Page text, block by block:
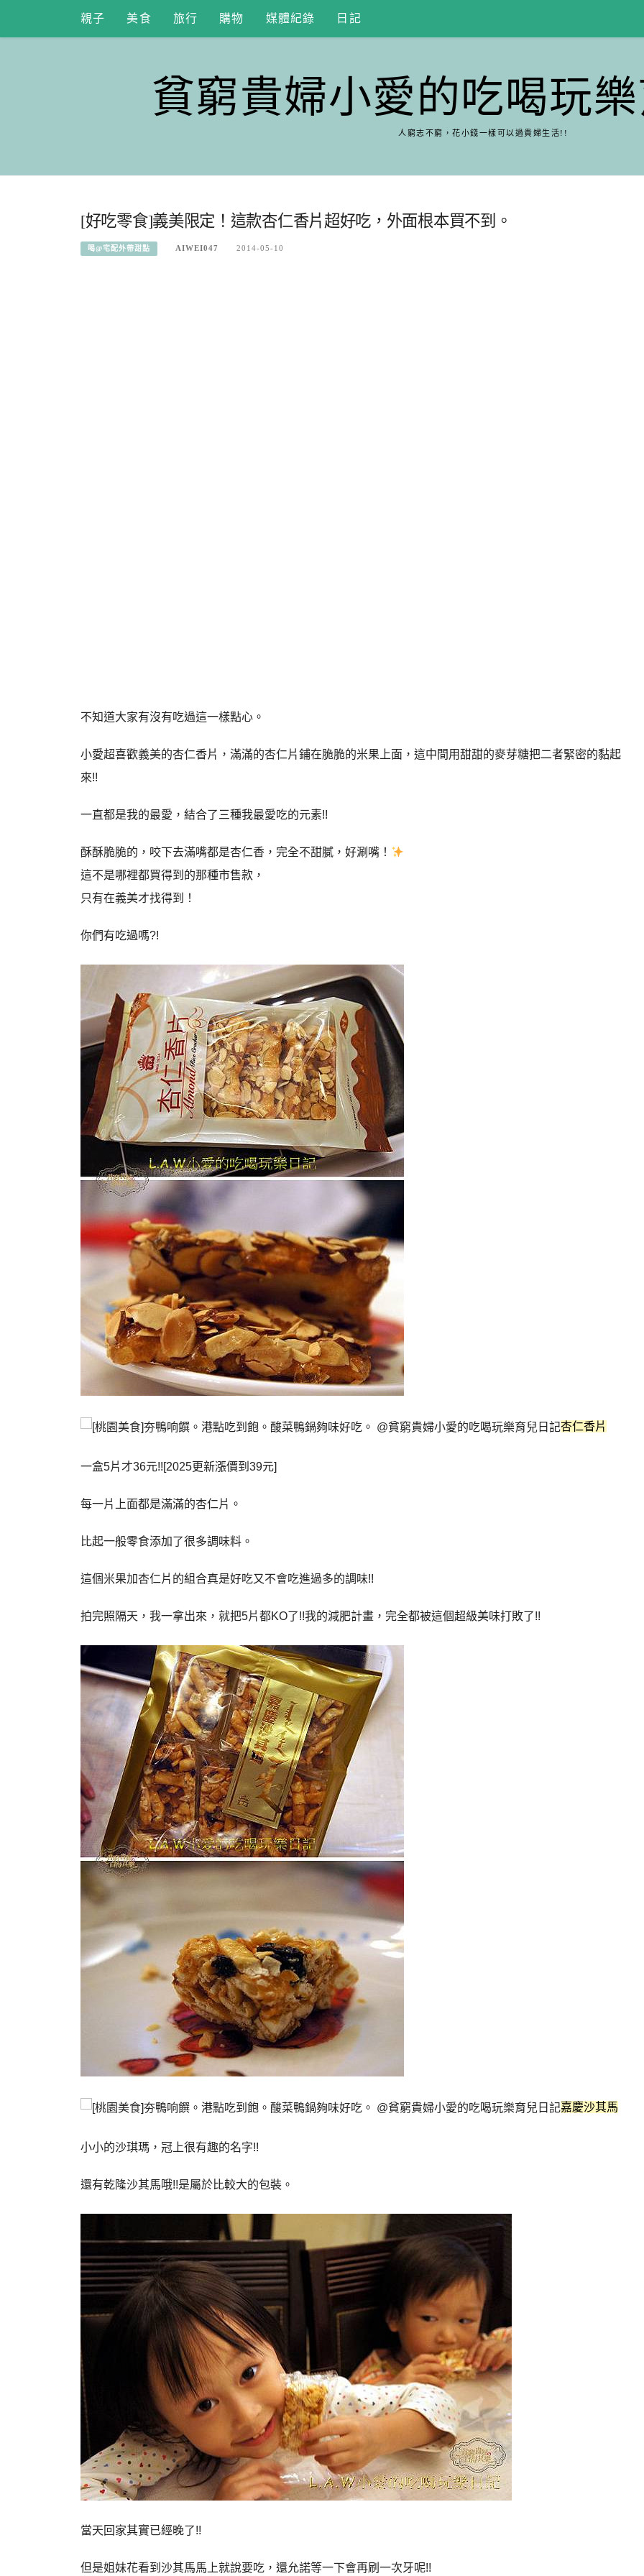
content
親子 美食 旅行 購物 媒體紀錄 日記
貧窮貴婦小愛的吃喝玩
人窮志不窮，花小錢一樣可以過貴婦生活!!
[好吃零食]義美限定！這款杏仁香片超好吃，外面根本買不到。
喝@宅配外帶甜點 AIWEI047 2014-05-10
不知道大家有沒有吃過這一樣點心。
小愛超喜歡義美的杏仁香片，滿滿的杏仁片鋪在脆脆的米果上面，這中間用甜甜的麥芽糖把二者緊密的黏起
來!!
一直都是我的最愛，結合了三種我最愛吃的元素!!
酥酥脆脆的，咬下去滿嘴都是杏仁香，完全不甜膩，好涮嘴！
這不是哪裡都買得到的那種市售款，
只有在義美才找得到！
你們有吃過嗎?!
杏仁香片
一盒5片才36元!![2025更新漲價到39元]
每一片上面都是滿滿的杏仁片。
比起一般零食添加了很多調味料。
這個米果加杏仁片的組合真是好吃又不會吃進過多的調味!!
拍完照隔天，我一拿出來，就把5片都KO了!!我的減肥計畫，完全都被這個超級美味打敗了!!
嘉慶沙其馬
小小的沙琪瑪，冠上很有趣的名字!!
還有乾隆沙其馬哦!!是屬於比較大的包裝。
當天回家其實已經晚了!!
但是姐妹花看到沙其馬馬上就說要吃，還允諾等一下會再刷一次牙呢!!